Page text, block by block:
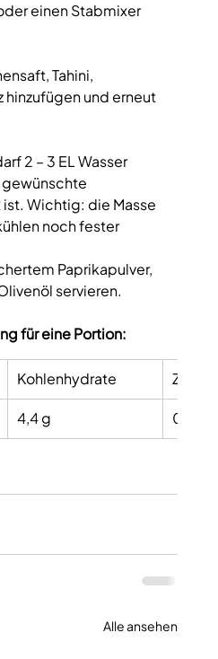
einen Stabmixer
Tahini,
hinzufügen und erneut
2 – 3 EL Wasser
Wichtig: die Masse
noch fester
Paprikapulver,
servieren.
für eine Portion:
Kohlenhydrate Zucker
4,4 g 0,2 g
Alle ansehen